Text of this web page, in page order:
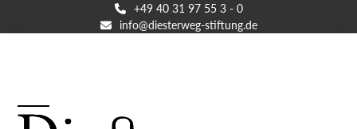
to
+49 40 31 97 55 3 - 0
info@diesterweg-stiftung.de